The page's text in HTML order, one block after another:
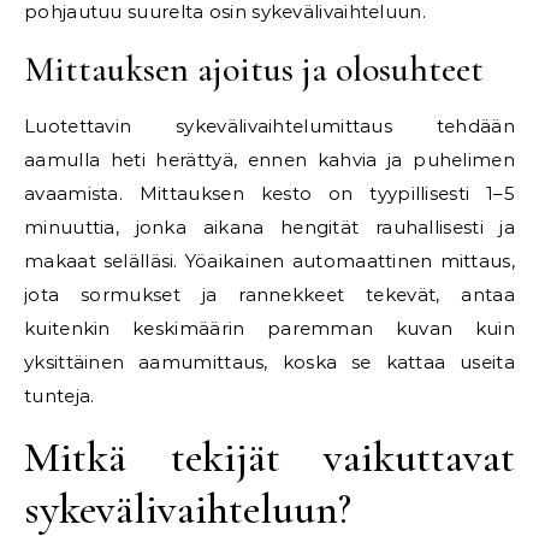
pohjautuu suurelta osin sykevälivaihteluun.
Mittauksen ajoitus ja olosuhteet
Luotettavin sykevälivaihtelumittaus tehdään
aamulla heti herättyä, ennen kahvia ja puhelimen
avaamista. Mittauksen kesto on tyypillisesti 1–5
minuuttia, jonka aikana hengität rauhallisesti ja
makaat selälläsi. Yöaikainen automaattinen mittaus,
jota sormukset ja rannekkeet tekevät, antaa
kuitenkin keskimäärin paremman kuvan kuin
yksittäinen aamumittaus, koska se kattaa useita
tunteja.
Mitkä tekijät vaikuttavat
sykevälivaihteluun?